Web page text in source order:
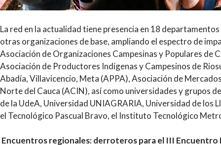
La red en la actualidad tiene presencia en 18
otras organizaciones de base, ampliando el espectro de
Asociación de Organizaciones Campesinas y Populares de
Asociación de Productores Indígenas y Campesinos de
Abadía, Villavicencio, Meta (APPA), Asociación de
Norte del Cauca (ACIN), así como universidades y grupos
de la UdeA, Universidad UNIAGRARIA, Universidad de los
el Tecnológico Pascual Bravo, el Instituto Tecnológico
Encuentros regionales: derroteros para el III Encuentro